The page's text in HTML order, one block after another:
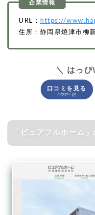
URL：
https://
住所：静岡県焼津市柳
＼ はっぴ
口コミを見る
「ピュアフルホー